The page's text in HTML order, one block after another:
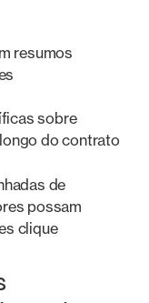
resumos
sobre
do contrato
de
possam
clique